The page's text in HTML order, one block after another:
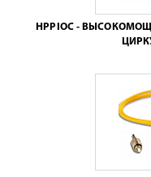
HPPIOC -